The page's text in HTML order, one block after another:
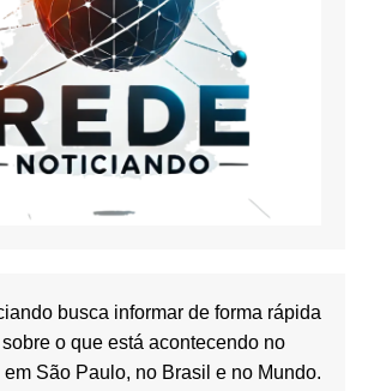
busca informar de forma rápida
o que está acontecendo no
São Paulo, no Brasil e no Mundo.